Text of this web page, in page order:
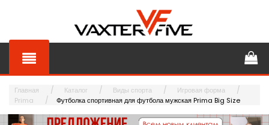
Главная Каталог Виды спорта
Игровая форма
Prima
Футболка спортивная для футбола мужская Prima Big Size